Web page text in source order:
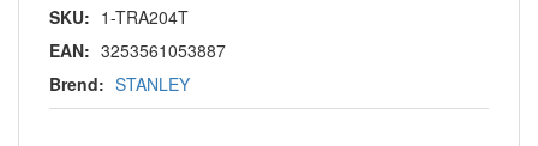
SKU: 1-TRA204T
EAN: 3253561053887
Brend: STANLEY